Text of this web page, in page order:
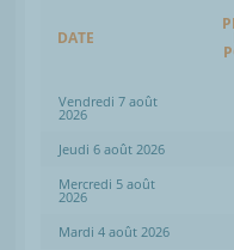
DATE
Vendredi 7 août
2026
Jeudi 6 août 2026
Mercredi 5 août
2026
Mardi 4 août 2026